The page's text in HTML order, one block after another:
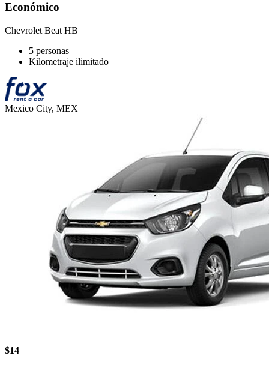
Económico
Chevrolet Beat HB
5 personas
Kilometraje ilimitado
Mexico City, MEX
$14